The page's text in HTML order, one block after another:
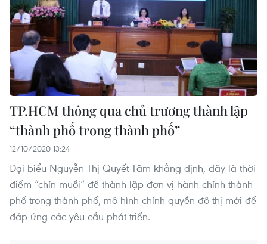
TP.HCM thông qua chủ trương thành lập
“thành phố trong thành phố”
12/10/2020 13:24
Đại biểu Nguyễn Thị Quyết Tâm khẳng định, đây là thời
điểm “chín muồi” để thành lập đơn vị hành chính thành
phố trong thành phố, mô hình chính quyền đô thị mới để
đáp ứng các yêu cầu phát triển.